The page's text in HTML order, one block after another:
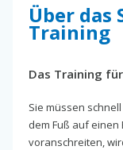
Über das
Training
Das Training
Sie müssen
dem Fuß auf einen
voranschreiten,